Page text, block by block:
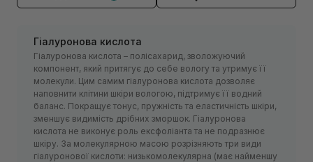
Гіалуронова кислота
Гіалуронова кислота – полісахарид, зволожуючий
компонент, який притягує до себе вологу та утримує її
молекули. Цим самим гіалуронова кислота дозволяє
наповнити клітини шкіри вологою, підтримує її водний
баланс. Покращує тонус, пружність та еластичність шкіри,
зменшує видимість дрібних зморшок. Гіалуронова
кислота не виконує роль ексфоліанта та не подразнює
шкіру. За молекулярною масою розрізняють три види
гіалуронової кислоти: низькомолекулярна (має найменшу